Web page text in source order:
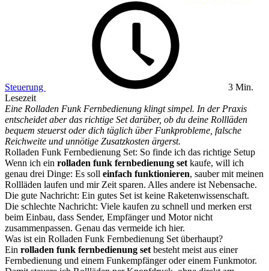
Steuerung
3 Min.
Lesezeit
Eine Rolladen Funk Fernbedienung klingt simpel. In der Praxis
entscheidet aber das richtige Set darüber, ob du deine Rollläden
bequem steuerst oder dich täglich über Funkprobleme, falsche
Reichweite und unnötige Zusatzkosten ärgerst.
Rolladen Funk Fernbedienung Set: So finde ich das richtige Setup
Wenn ich ein rolladen funk fernbedienung set kaufe, will ich
genau drei Dinge: Es soll einfach funktionieren, sauber mit meinen
Rollläden laufen und mir Zeit sparen. Alles andere ist Nebensache.
Die gute Nachricht: Ein gutes Set ist keine Raketenwissenschaft.
Die schlechte Nachricht: Viele kaufen zu schnell und merken erst
beim Einbau, dass Sender, Empfänger und Motor nicht
zusammenpassen. Genau das vermeide ich hier.
Was ist ein Rolladen Funk Fernbedienung Set überhaupt?
Ein rolladen funk fernbedienung set besteht meist aus einer
Fernbedienung und einem Funkempfänger oder einem Funkmotor.